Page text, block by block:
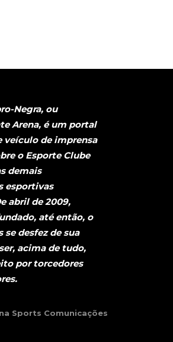
Negra, ou
Arena, é um portal
veículo de imprensa
o Esporte Clube
demais
esportivas
abril de 2009,
até então, o
se desfez de sua
acima de tudo,
por torcedores
Sports Comunicações